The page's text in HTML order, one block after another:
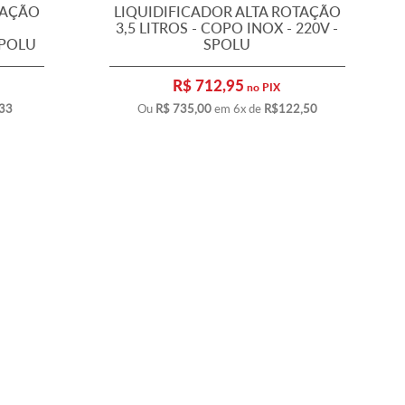
LIQUIDIFICADOR ALTA ROTAÇÃO
3,5 LITROS - COPO INOX - 220V -
SPOLU
R$ 712,95 no PIX
Ou R$ 735,00em 6x de R$122,50